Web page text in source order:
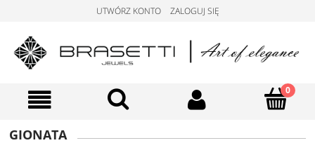
UTWÓRZ KONTO ZALOGUJ SIĘ
GIONATA